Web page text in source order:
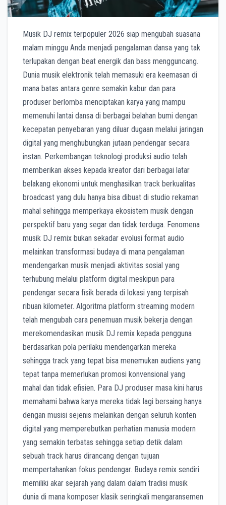
Musik DJ remix terpopuler 2026 siap mengubah suasana
malam minggu Anda menjadi pengalaman dansa yang tak
terlupakan dengan beat energik dan bass mengguncang.
Dunia musik elektronik telah memasuki era keemasan di
mana batas antara genre semakin kabur dan para
produser berlomba menciptakan karya yang mampu
memenuhi lantai dansa di berbagai belahan bumi dengan
kecepatan penyebaran yang diluar dugaan melalui jaringan
digital yang menghubungkan jutaan pendengar secara
instan. Perkembangan teknologi produksi audio telah
memberikan akses kepada kreator dari berbagai latar
belakang ekonomi untuk menghasilkan track berkualitas
broadcast yang dulu hanya bisa dibuat di studio rekaman
mahal sehingga memperkaya ekosistem musik dengan
perspektif baru yang segar dan tidak terduga. Fenomena
musik DJ remix bukan sekadar evolusi format audio
melainkan transformasi budaya di mana pengalaman
mendengarkan musik menjadi aktivitas sosial yang
terhubung melalui platform digital meskipun para
pendengar secara fisik berada di lokasi yang terpisah
ribuan kilometer. Algoritma platform streaming modern
telah mengubah cara penemuan musik bekerja dengan
merekomendasikan musik DJ remix kepada pengguna
berdasarkan pola perilaku mendengarkan mereka
sehingga track yang tepat bisa menemukan audiens yang
tepat tanpa memerlukan promosi konvensional yang
mahal dan tidak efisien. Para DJ produser masa kini harus
memahami bahwa karya mereka tidak lagi bersaing hanya
dengan musisi sejenis melainkan dengan seluruh konten
digital yang memperebutkan perhatian manusia modern
yang semakin terbatas sehingga setiap detik dalam
sebuah track harus dirancang dengan tujuan
mempertahankan fokus pendengar. Budaya remix sendiri
memiliki akar sejarah yang dalam dalam tradisi musik
dunia di mana komposer klasik seringkali mengaransemen